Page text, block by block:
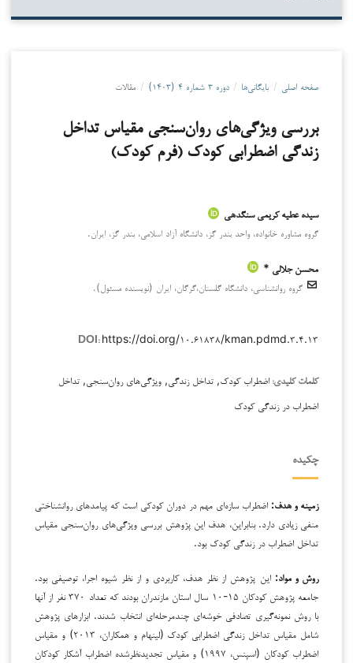
صفحه اصلی / بایگانی‌ها / دوره ۳ شماره ۴ (۱۴۰۳) / مقالات
بررسی ویژگی‌های روان‌سنجی مقیاس تداخل
زندگی اضطرابی کودک (فرم کودک)
سیده عطیه کریمی سنگدهی
گروه مشاوره خانواده، واحد بندر گز، دانشگاه آزاد اسلامی، بندر گز، ایران.
محسن جلالی *
گروه روانشناسی، دانشگاه گلستان،گرگان، ايران (نویسنده مسئول).
DOI: https://doi.org/۱۰.۶۱۸۳۸/kman.pdmd.۳.۴.۱۳
کلمات کلیدی: اضطراب کودک, تداخل زندگی, ویژگی‌های روان‌سنجی, تداخل
اضطراب در زندگی کودک
چکیده
زمینه و هدف: اضطراب سازه‌ای مهم در دوران کودکی است که پیامدهای روانشناختی
منفی زیادی دارد. بنابراین، هدف این پژوهش بررسی ویژگی‌های روان‌سنجی مقیاس
تداخل اضطراب در زندگی کودک بود.
روش و مواد: این پژوهش از نظر هدف، کاربردی و از نظر شیوه اجرا، توصیفی بود.
جامعه پژوهش کودکان ۱۵-۱۰ سال استان مازندران بودند که تعداد ۳۷۰ نفر از آنها
با روش نمونه‌گیری تصادفی خوشه‌ای چندمرحله‌ای انتخاب شدند. ابزارهای پژوهش
شامل مقیاس تداخل زندگی اضطرابی کودک (لینهام و همکاران، ۲۰۱۳) و مقیاس
اضطراب کودکان (اسپنس، ۱۹۹۷) و مقیاس تجدیدنظرشده اضطراب آشکار کودکان